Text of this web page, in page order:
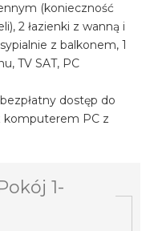
(konieczność
2 łazienki z wanną i
z balkonem, 1
TV SAT, PC
dostęp do
komputerem PC z
1-